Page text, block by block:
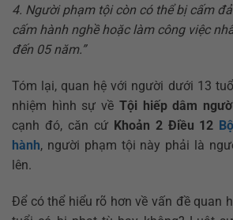
4. Người phạm tội còn có thể bị cấm
cấm hành nghề hoặc làm công việc
đến 05 năm.”
Tóm lại, quan hệ với người dưới 13
nhiệm hình sự về Tội hiếp dâm
cạnh đó, căn cứ Khoản 2 Điều 12
hành, người phạm tội này phải là
lên.
Để có thể hiểu rõ hơn về vấn đề quan